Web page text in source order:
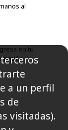
en tu
a un perfil
de
visitadas).